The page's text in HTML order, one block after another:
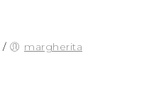
/ margherita